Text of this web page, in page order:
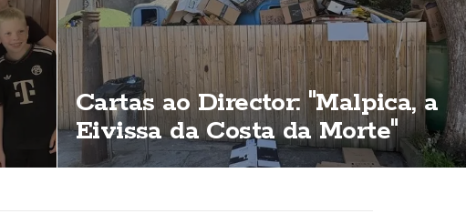
Cartas ao Director: "Malpica, a
Eivissa da Costa da Morte"